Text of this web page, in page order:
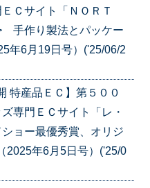
Ｃサイト「ＮＯＲＴ
作り製法とパッケー
年6月19日号）('25/06/2
特産品ＥＣ】第５００
専門ＥＣサイト「レ・
ョー最優秀賞、オリジ
2025年6月5日号）('25/0